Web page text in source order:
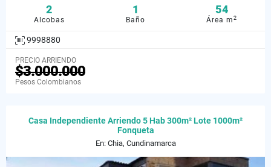
2
Alcobas
1
Baño
54
Área m2
9998880
PRECIO ARRIENDO
$3.000.000
Pesos Colombianos
Casa Independiente Arriendo 5 Hab 300m² Lote 1000m²
Fonqueta
En: Chia, Cundinamarca